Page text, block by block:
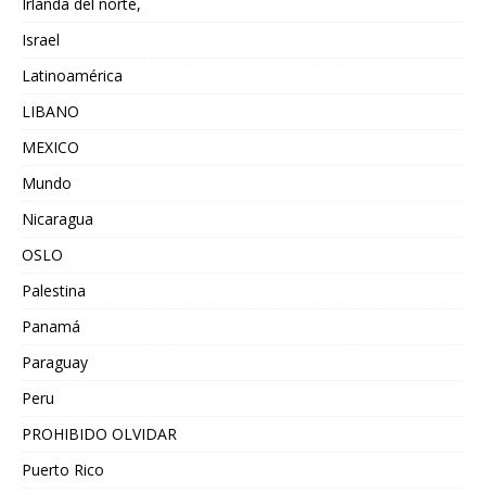
Israel
Latinoamérica
LIBANO
MEXICO
Mundo
Nicaragua
OSLO
Palestina
Panamá
Paraguay
Peru
PROHIBIDO OLVIDAR
Puerto Rico